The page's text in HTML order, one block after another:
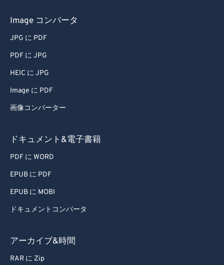
Image コンバータ
JPG に PDF
PDF に JPG
HEIC に JPG
Image に PDF
画像コンバーター
ドキュメント&電子書籍
PDF に WORD
EPUB に PDF
EPUB に MOBI
ドキュメントコンバータ
アーカイブ&時間
RAR に Zip